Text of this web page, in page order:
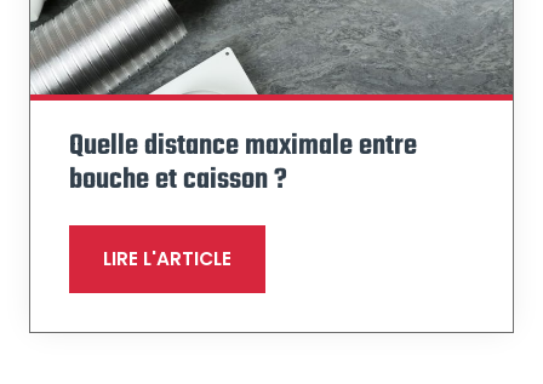
Quelle distance maximale entre
bouche et caisson ?
LIRE L'ARTICLE